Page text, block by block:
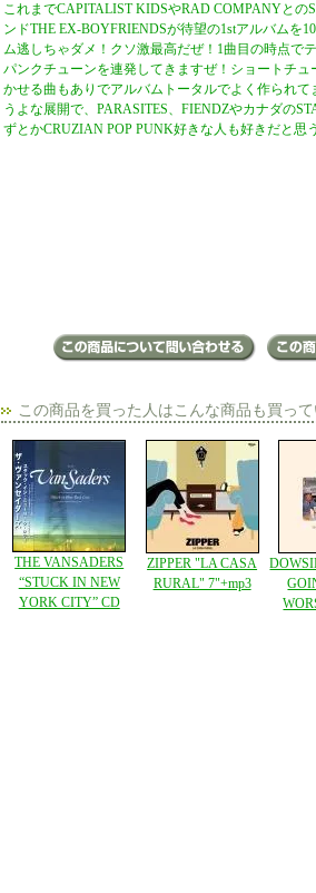
これまでCAPITALIST KIDSやRAD COMPANYと
ンドTHE EX-BOYFRIENDSが待望の1stアルバムを
ム逃しちゃダメ！クソ激最高だぜ！1曲目の時点で
パンクチューンを連発してきますぜ！ショートチ
かせる曲もありでアルバムトータルでよく作られ
うよな展開で、PARASITES、FIENDZやカナダの
ずとかCRUZIAN POP PUNK好きな人も好きだと思
この商品を買った人はこんな商品も買っ
THE VANSADERS
“STUCK IN NEW
YORK CITY” CD
ZIPPER "LA CASA
RURAL" 7"+mp3